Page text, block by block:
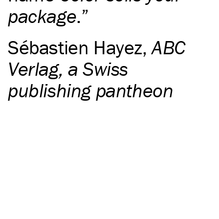
package.
Sébastien Hayez,ABC
Verlag, a Swiss
publishing pantheon